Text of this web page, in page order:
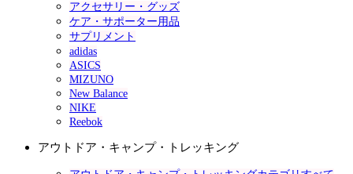
アクセサリー・グッズ
ケア・サポーター用品
サプリメント
adidas
ASICS
MIZUNO
New Balance
NIKE
Reebok
アウトドア・キャンプ・トレッキング